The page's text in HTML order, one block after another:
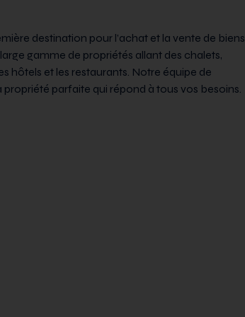
destination pour l’achat et la vente de biens
gamme de propriétés allant des chalets,
hôtels et les restaurants. Notre équipe de
parfaite qui répond à tous vos besoins.